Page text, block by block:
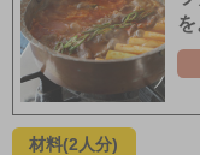
を
材料(2人分)